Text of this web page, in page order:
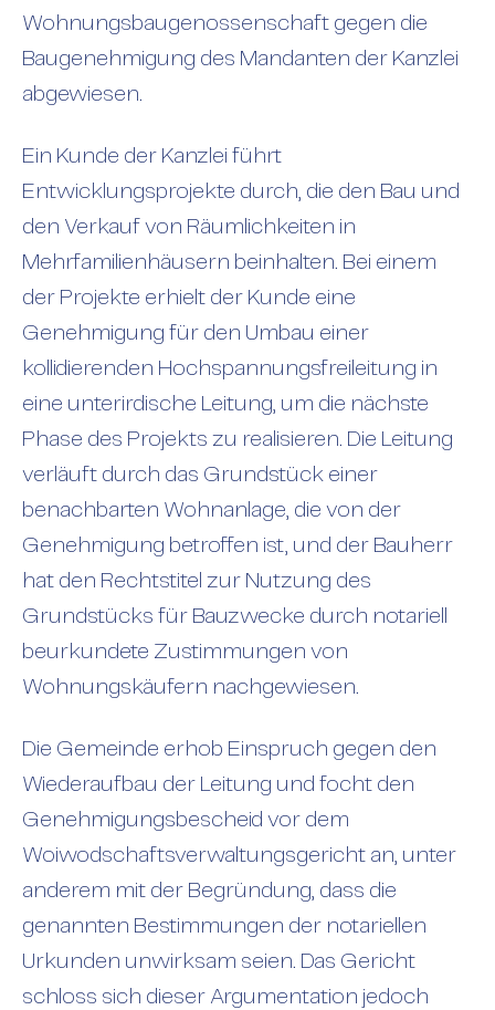
Wohnungsbaugenossenschaft gegen die
Baugenehmigung des Mandanten der Kanzlei
abgewiesen.
Ein Kunde der Kanzlei führt
Entwicklungsprojekte durch, die den Bau und
den Verkauf von Räumlichkeiten in
Mehrfamilienhäusern beinhalten. Bei einem
der Projekte erhielt der Kunde eine
Genehmigung für den Umbau einer
kollidierenden Hochspannungsfreileitung in
eine unterirdische Leitung, um die nächste
Phase des Projekts zu realisieren. Die Leitung
verläuft durch das Grundstück einer
benachbarten Wohnanlage, die von der
Genehmigung betroffen ist, und der Bauherr
hat den Rechtstitel zur Nutzung des
Grundstücks für Bauzwecke durch notariell
beurkundete Zustimmungen von
Wohnungskäufern nachgewiesen.
Die Gemeinde erhob Einspruch gegen den
Wiederaufbau der Leitung und focht den
Genehmigungsbescheid vor dem
Woiwodschaftsverwaltungsgericht an, unter
anderem mit der Begründung, dass die
genannten Bestimmungen der notariellen
Urkunden unwirksam seien. Das Gericht
schloss sich dieser Argumentation jedoch